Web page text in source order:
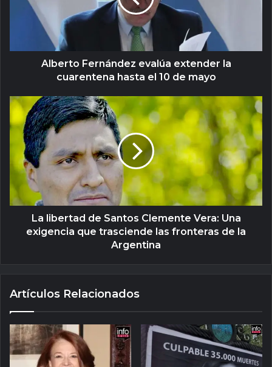
Alberto Fernández evalúa extender la
cuarentena hasta el 10 de mayo
La libertad de Santos Clemente Vera: Una
exigencia que trasciende las fronteras de la
Argentina
Artículos Relacionados